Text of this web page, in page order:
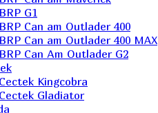
G1
Can am Outlader 400
Can am Outlader 400 MAX
Can Аm Outlader G2
Kingcobra
Gladiator